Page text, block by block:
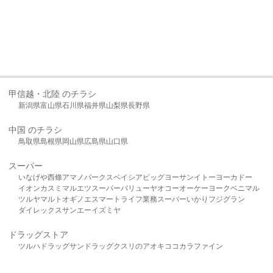
甲信越・北陸 のチラシ
新潟県富山県石川県福井県山梨県長野県
中国 のチラシ
鳥取県島根県岡山県広島県山口県
スーパー
いなげや西條アマノパークスベイシア ビッグヨーサンイトーヨーカドー
イオンカスミ マルエツスーパーバリューヤオコーオーケー ヨークベニマル
ツルヤマルト オギノ エスマート ライフ業務スーパーいかり フジグラン
ダイレックスサンエーイズミヤ
ドラッグストア
ツルハドラッグサンドラッグクスリのアオキ ココカラファイン